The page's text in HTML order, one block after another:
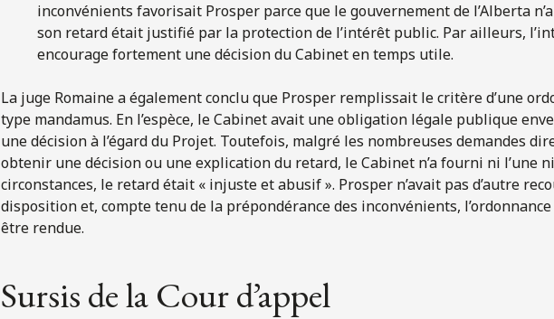
inconvénients favorisait Prosper parce que le gouvernement de l’Alberta
son retard était justifié par la protection de l’intérêt public. Par ailleurs,
encourage fortement une décision du Cabinet en temps utile.
La juge Romaine a également conclu que Prosper remplissait le critère d’une
type mandamus. En l’espèce, le Cabinet avait une obligation légale publique
une décision à l’égard du Projet. Toutefois, malgré les nombreuses demandes
obtenir une décision ou une explication du retard, le Cabinet n’a fourni ni l’une
circonstances, le retard était « injuste et abusif ». Prosper n’avait pas d’autre
disposition et, compte tenu de la prépondérance des inconvénients,
être rendue.
Sursis de la Cour d’appel